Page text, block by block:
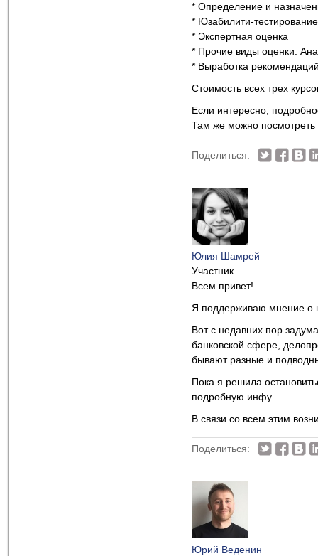
* Определение и
* Юзабилити-тестирование
* Экспертная оценка
* Прочие виды оценки.
* Выработка
Стоимость всех трех
Если интересно,
Там же можно
Поделиться:
Юлия Шамрей
Участник
Всем привет!
Я поддерживаю мнение о
Вот с недавних пор
банковской сфере,
бывают разные и
Пока я решила
подробную инфу.
В связи со всем этим
Поделиться:
Юрий Веденин